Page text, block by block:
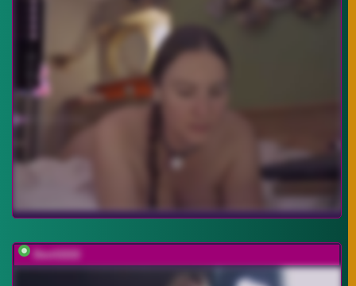
Devil2222